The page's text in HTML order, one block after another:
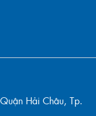
Hải Châu, Tp.